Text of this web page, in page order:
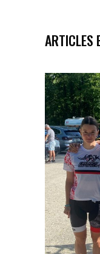
ARTICLES